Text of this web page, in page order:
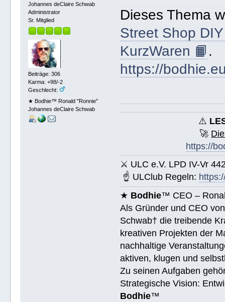
Johannes deClaire Schwab
Administrator
Sr. Mitglied
Beiträge: 306
Karma: +98/-2
Geschlecht:
★ Bodhie™ Ronald "Ronnie"
Johannes deClaire Schwab
Dieses Thema
Street Shop
KurzWaren 📙 .
https://
⚠️
🚀
https://
⚔ ULC e.V. LPD IV-Vr
☝ ULClub Regeln:
★ Bodhie™ CEO –
Als Gründer und CEO
Schwab† die treibende
kreativen Projekten der
nachhaltige
aktiven, klugen und
Zu seinen Aufgaben
Strategische Vision:
Bodhie™